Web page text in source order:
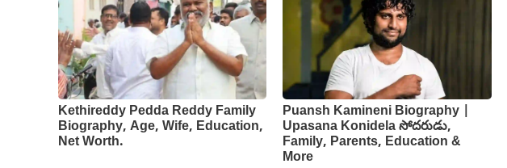
Kethireddy Pedda Reddy Family
Biography, Age, Wife, Education,
Net Worth.
Puansh Kamineni Biography |
Upasana Konidela సోదరుడు,
Family, Parents, Education &
More